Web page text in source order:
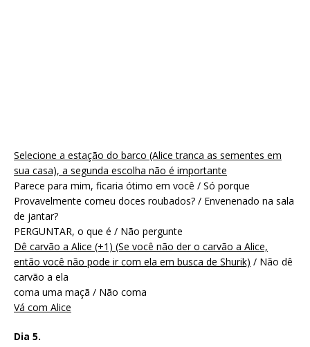
Selecione a estação do barco (Alice tranca as sementes em
sua casa), a segunda escolha não é importante
Parece para mim, ficaria ótimo em você / Só porque
Provavelmente comeu doces roubados? / Envenenado na sala
de jantar?
PERGUNTAR, o que é / Não pergunte
Dê carvão a Alice (+1) (Se você não der o carvão a Alice,
então você não pode ir com ela em busca de Shurik) / Não dê
carvão a ela
coma uma maçã / Não coma
Vá com Alice
Dia 5.